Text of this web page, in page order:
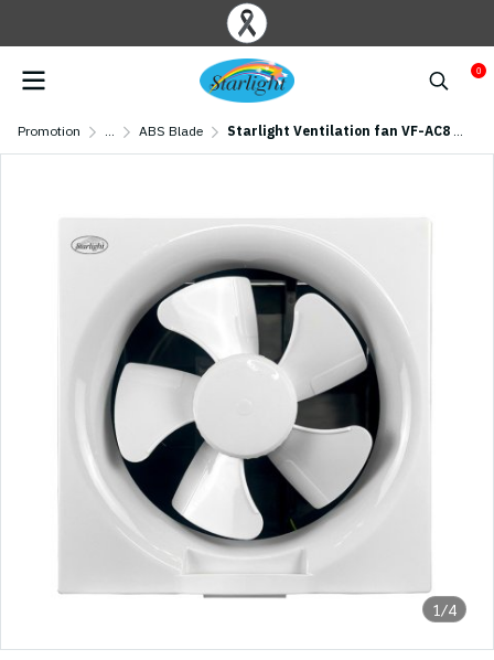
0
Promotion ... ABS Blade Starlight Ventilation fan VF-AC8 (8 inch)
1/4